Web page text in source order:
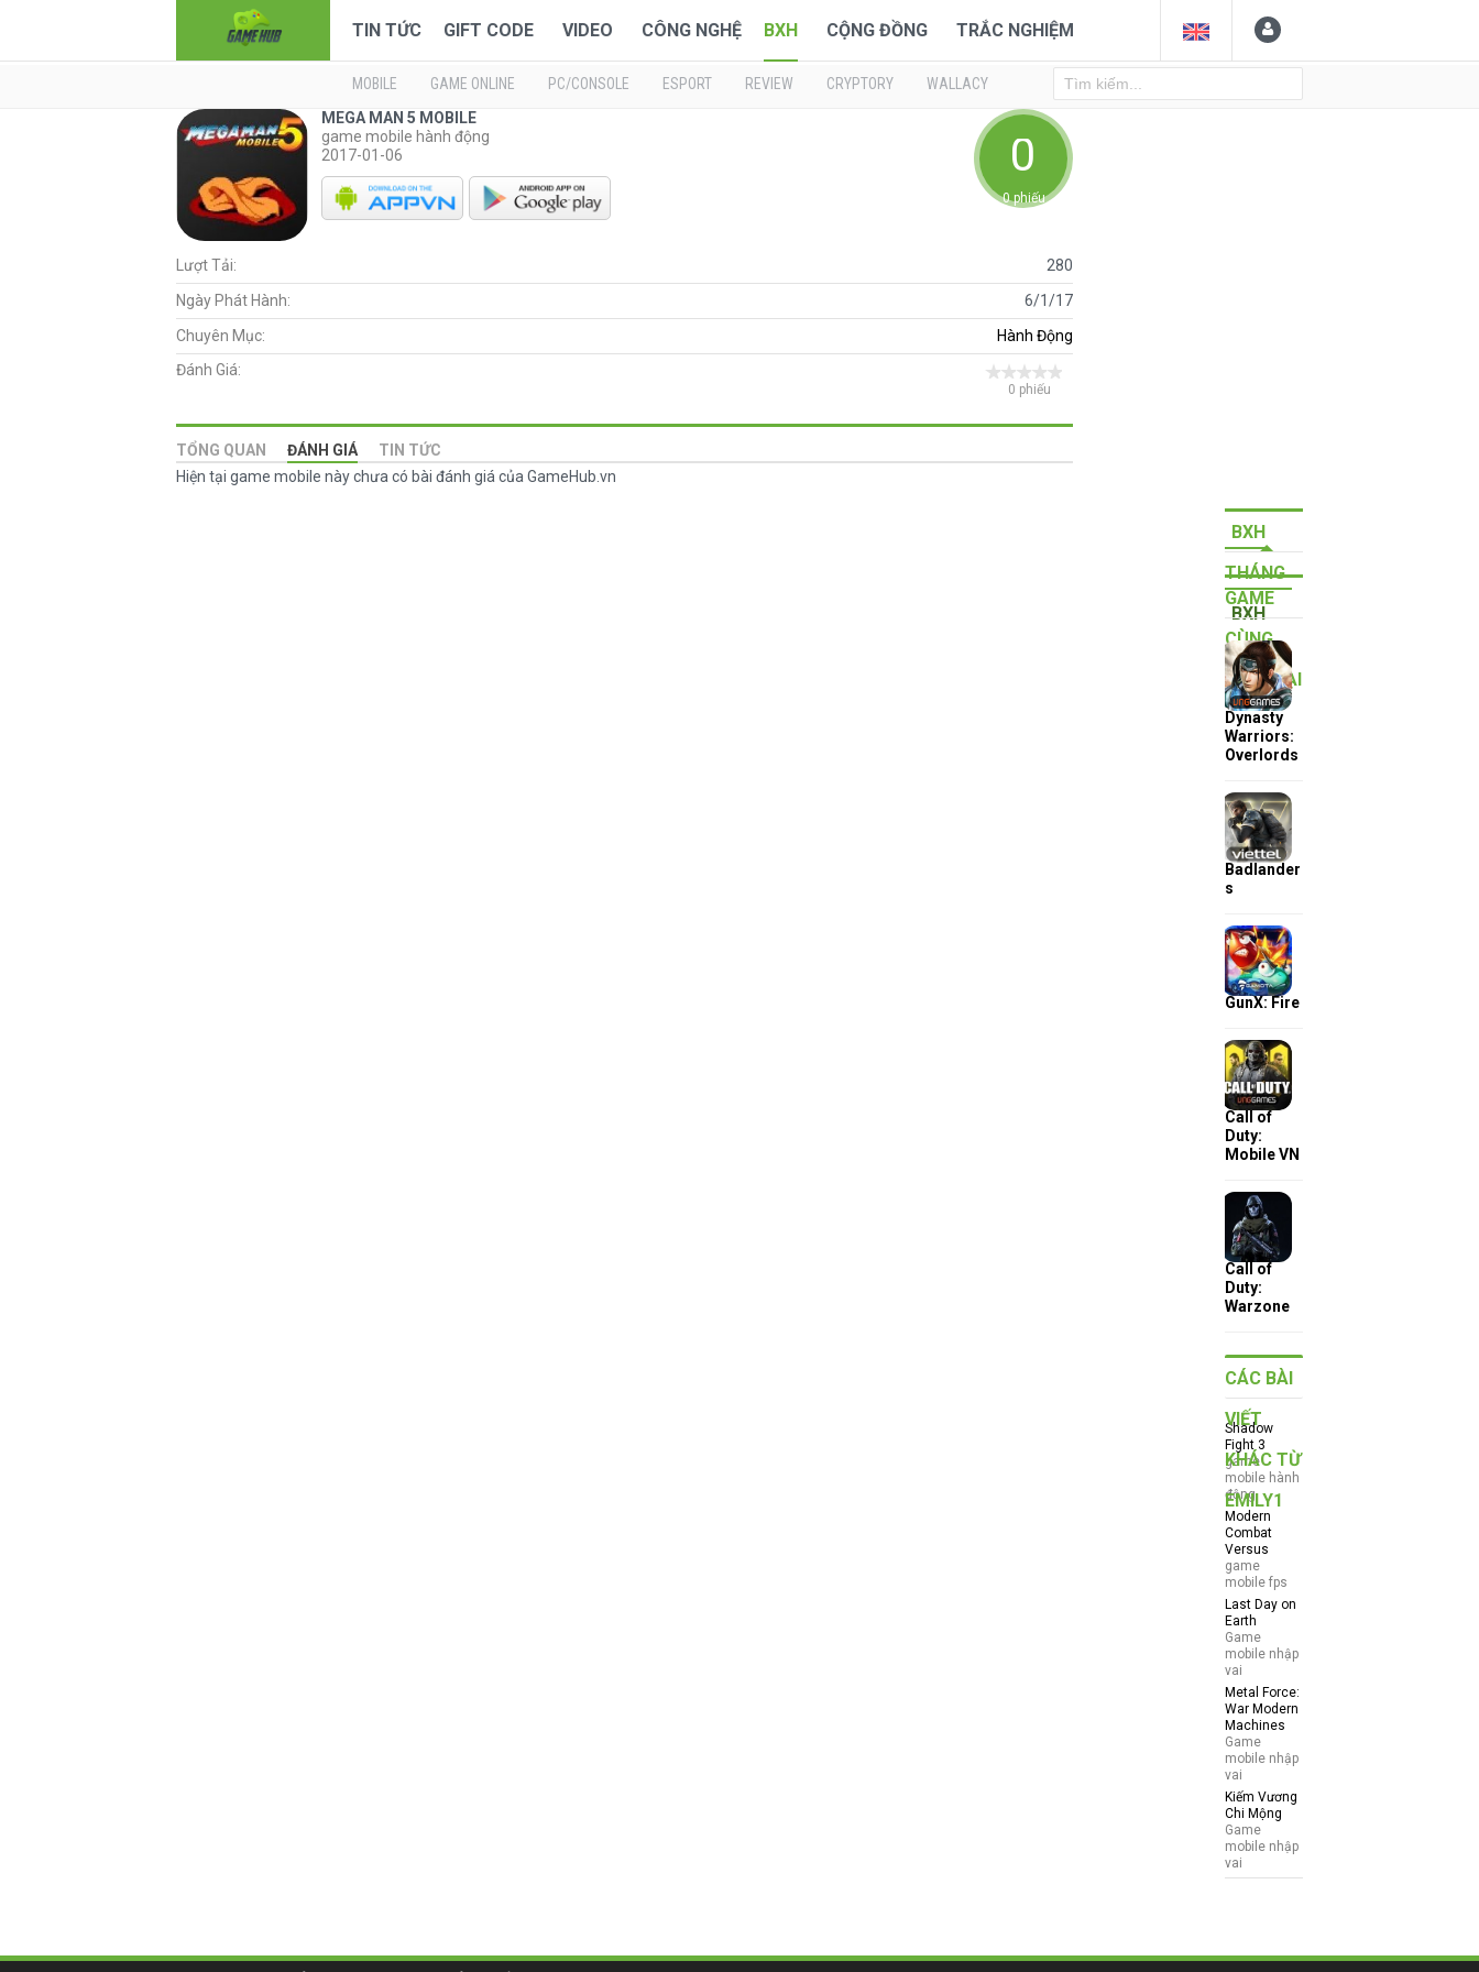
TIN TỨC GIFT CODE VIDEO CÔNG NGHỆ BXH CỘNG ĐỒNG TRẮC NGHIỆM
MOBILE GAME ONLINE PC/CONSOLE ESPORT REVIEW CRYPTORY
WALLACY
MEGA MAN 5 MOBILE
game mobile hành động
2017-01-06
0
0 phiếu
Lượt Tải:
280
Ngày Phát Hành:
6/1/17
Chuyên Mục:
Hành Động
Đánh Giá:
0 phiếu
TỔNG QUAN ĐÁNH GIÁ
TIN TỨC
Hiện tại game mobile này chưa có bài đánh giá của GameHub.vn
BXH
THÁNG
BXH
QUÝ
GAME
CÙNG
THỂ LOẠI
Dynasty
Warriors:
Overlords
Badlander
s
GunX: Fire
Call of
Duty:
Mobile VN
Call of
Duty:
Warzone
CÁC BÀI
VIẾT
KHÁC TỪ
EMILY1
Shadow
Fight 3
game
mobile hành
động
Modern
Combat
Versus
game
mobile fps
Last Day on
Earth
Game
mobile nhập
vai
Metal Force:
War Modern
Machines
Game
mobile nhập
vai
Kiếm Vương
Chi Mộng
Game
mobile nhập
vai